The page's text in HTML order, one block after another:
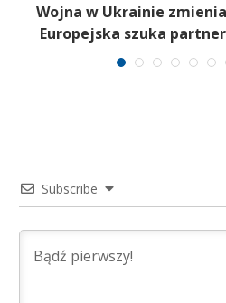
Wojna w Ukrainie
Europejska szuka
Subscribe